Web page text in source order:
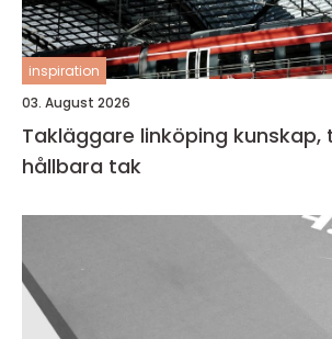
inspiration
03. August 2026
Takläggare linköping kunskap, trygghet och
hållbara tak